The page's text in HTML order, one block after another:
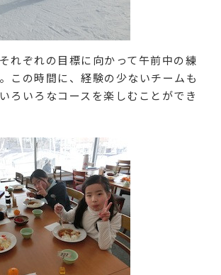
れぞれの目標に向かって午前中の練
この時間に、経験の少ないチームも
ろいろなコースを楽しむことができ